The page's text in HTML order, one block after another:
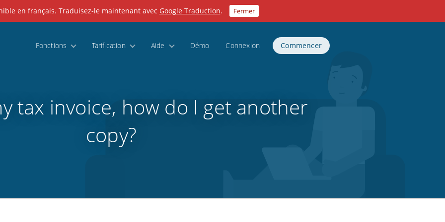
en français. Traduisez-le maintenant avec Google Traduction. Fermer
Fonctions Tarification Aide Démo Connexion Commencer
tax invoice, how do I get another
copy?